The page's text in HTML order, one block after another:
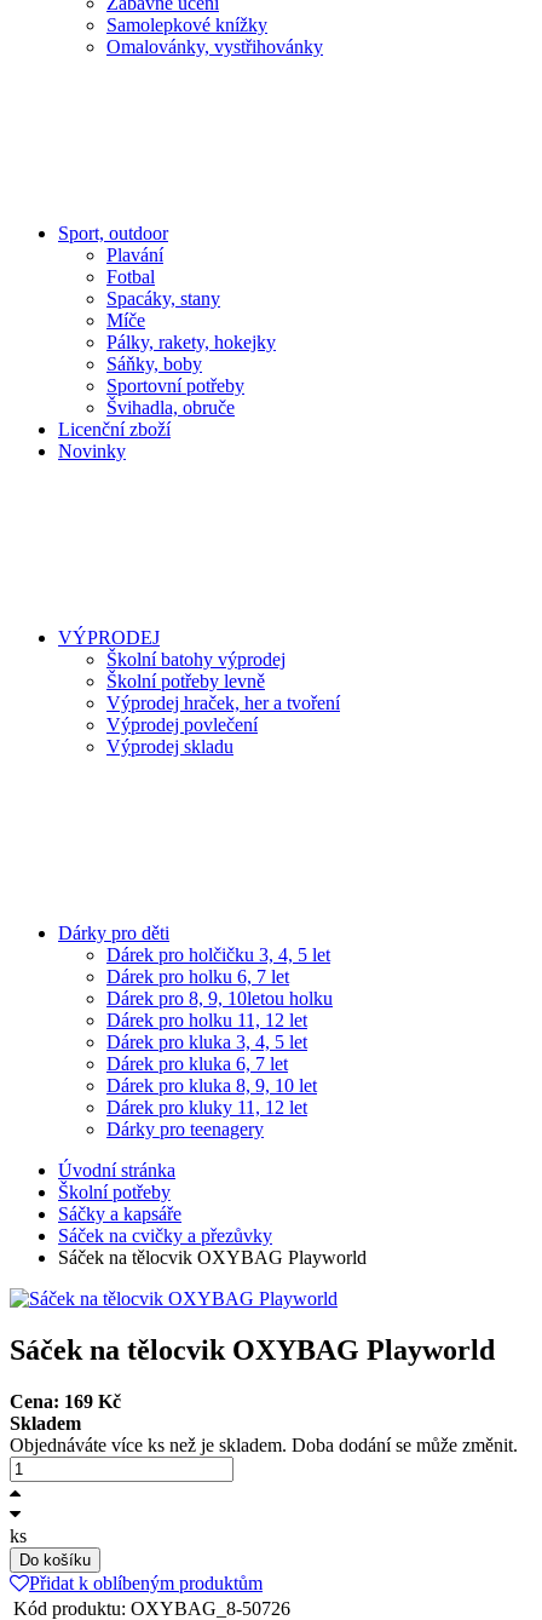
Samolepkové knížky
Omalovánky, vystřihovánky
Sport, outdoor
Plavání
Fotbal
Spacáky, stany
Míče
Pálky, rakety, hokejky
Sáňky, boby
Sportovní potřeby
Švihadla, obruče
Licenční zboží
Novinky
VÝPRODEJ
Školní batohy výprodej
Školní potřeby levně
Výprodej hraček, her a tvoření
Výprodej povlečení
Výprodej skladu
Dárky pro děti
Dárek pro holčičku 3, 4, 5 let
Dárek pro holku 6, 7 let
Dárek pro 8, 9, 10letou holku
Dárek pro holku 11, 12 let
Dárek pro kluka 3, 4, 5 let
Dárek pro kluka 6, 7 let
Dárek pro kluka 8, 9, 10 let
Dárek pro kluky 11, 12 let
Dárky pro teenagery
Úvodní stránka
Školní potřeby
Sáčky a kapsáře
Sáček na cvičky a přezůvky
Sáček na tělocvik OXYBAG Playworld
Sáček na tělocvik OXYBAG Playworld
Cena: 169 Kč
Skladem
Objednáváte více ks než je skladem. Doba dodání se může změnit.
ks
Do košíku
Přidat k oblíbeným produktům
Kód produktu: OXYBAG_8-50726